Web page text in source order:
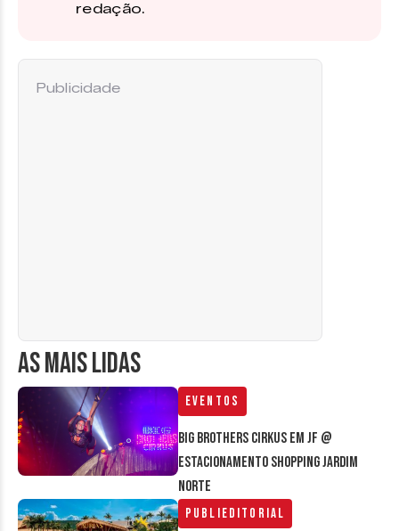
redação.
AS MAIS LIDAS
Eventos
Big Brothers Cirkus em JF @
estacionamento Shopping Jardim
Norte
Publieditorial
Publicidade